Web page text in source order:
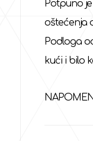
Potpuno
oštećenja
Podloga
kući i bilo